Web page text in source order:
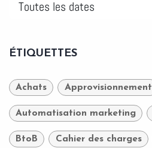
ÉTIQUETTES
Achats Approvisionnement
Automatisation marketing
BtoB Cahier des charges